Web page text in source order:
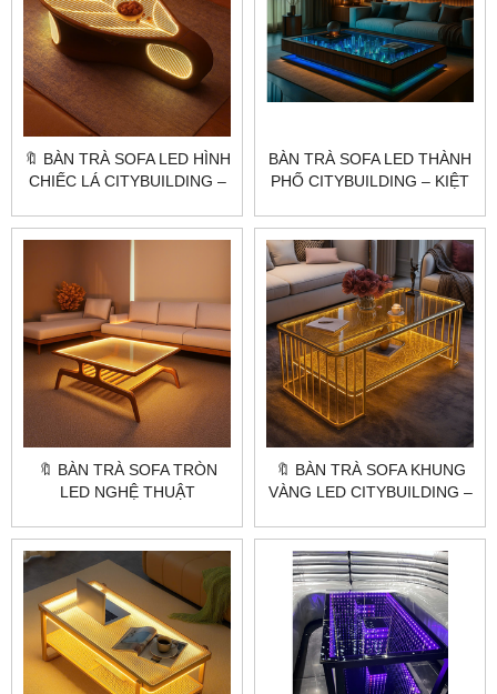
🔖 BÀN TRÀ SOFA LED HÌNH
CHIẾC LÁ CITYBUILDING –
SANG TRỌNG
BÀN TRÀ SOFA LED THÀNH
PHỐ CITYBUILDING – KIỆT
THẤT
🔖 BÀN TRÀ SOFA TRÒN
LED NGHỆ THUẬT
ĐỘC BẢN SANG TRỌNG
🔖 BÀN TRÀ SOFA KHUNG
VÀNG LED CITYBUILDING –
TRỌNG